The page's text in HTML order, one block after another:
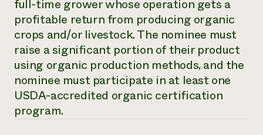
Centro de intercambio de información AgriSolar
Internship Hub
Buscar prácticas
Contratar a un becario
un
comunidad.
DONAR AHORA
full-time grower whose operation gets a
profitable return from producing organic
crops and/or livestock. The nominee must
raise a significant portion of their product
using organic production methods, and the
nominee must participate in at least one
USDA-accredited organic certification
program.